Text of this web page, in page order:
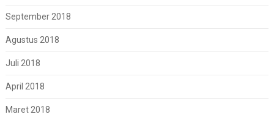
September 2018
Agustus 2018
Juli 2018
April 2018
Maret 2018